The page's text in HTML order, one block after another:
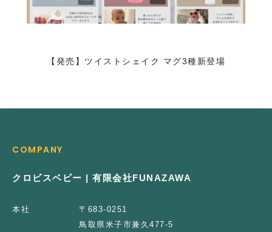
【発売】ツイストシェイク マグ3種新登場
COMPANY
クロビスベビー | 有限会社FUNAZAWA
本社
〒683-0251
鳥取県米子市兼久477-5